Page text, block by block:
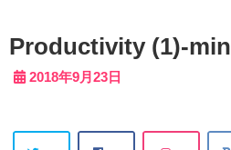
Productivity (1)-min
2018年9月23日